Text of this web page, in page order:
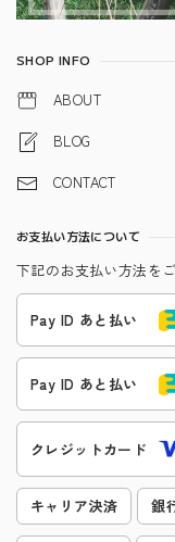
SHOP INFO
ABOUT
BLOG
CONTACT
お支払い方法について
下記のお支払い方法を
Pay ID あと払い
Pay ID あと払い
クレジットカード
キャリア決済 銀